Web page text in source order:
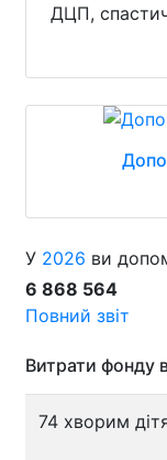
ДЦП,
У 2026 ви
6 868 564
Повний звіт
Витрати фонду
74 хворим